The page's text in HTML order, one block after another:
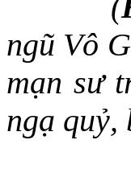
ngũ Vô
mạn sư
ngạ quỷ,